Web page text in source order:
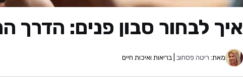
איך לבחור סבון פנים: הדרך
מאת: ריטה פסחוב | בריאות ואיכות חיים